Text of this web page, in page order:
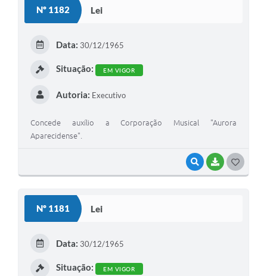
Nº 1182 Lei
VISUALIZAR
BAIXAR
Data: 30/12/1965
Situação: EM VIGOR
Autoria: Executivo
Concede auxílio a Corporação Musical "Aurora
Aparecidense".
Nº 1181 Lei
Data: 30/12/1965
Situação: EM VIGOR